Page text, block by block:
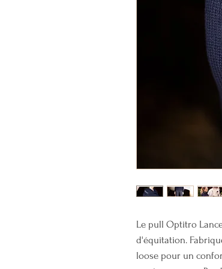
Le pull Optitro
d'équitation.
loose pour un